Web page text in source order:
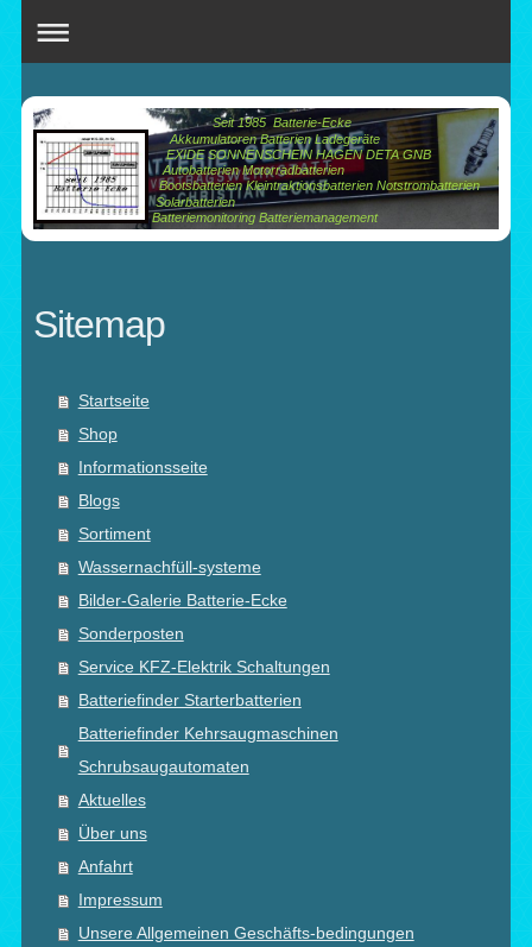
Seit 1985 Batterie-Ecke
Akkumulatoren Batterien Ladegeräte
EXIDE SONNENSCHEIN HAGEN DETA GNB
Autobatterien Motorradbatterien
Bootsbatterien Kleintraktionsbatterien Notstrombatterien
Solarbatterien
Batteriemonitoring Batteriemanagement
Sitemap
Startseite
Shop
Informationsseite
Blogs
Sortiment
Wassernachfüll-systeme
Bilder-Galerie Batterie-Ecke
Sonderposten
Service KFZ-Elektrik Schaltungen
Batteriefinder Starterbatterien
Batteriefinder Kehrsaugmaschinen
Schrubsaugautomaten
Aktuelles
Über uns
Anfahrt
Impressum
Unsere Allgemeinen Geschäfts-bedingungen